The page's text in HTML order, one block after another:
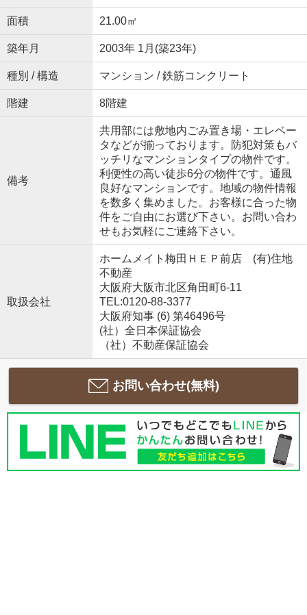
面積 21.00㎡
築年月 2003年 1月(築23年)
種別 / 構造 マンション / 鉄筋コンクリート
階建 8階建
備考
共用部には敷地内ごみ置き場・エレベー
タなどが揃っております。防犯対策もバ
ッチリなマンションタイプの物件です。
利便性の高い徒歩6分の物件です。通風
良好なマンションです。地域の物件情報
を数多く集めました。お客様に合った物
件をご自由にお選び下さい。お問い合わ
せもお気軽にご連絡下さい。
取扱会社
ホームメイト梅田ＨＥＰ前店 (有)住地
不動産
大阪府大阪市北区角田町6-11
TEL:0120-88-3377
大阪府知事 (6) 第46496号
(社）全日本保証協会
（社）不動産保証協会
お問い合わせ(無料)